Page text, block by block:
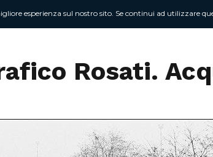
Rosati.
esperienza sul nostro sito. Se continui ad utilizzare